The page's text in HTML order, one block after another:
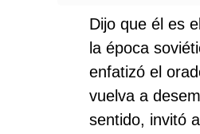
Dijo que él es
la época
enfatizó el
vuelva a
sentido, invitó